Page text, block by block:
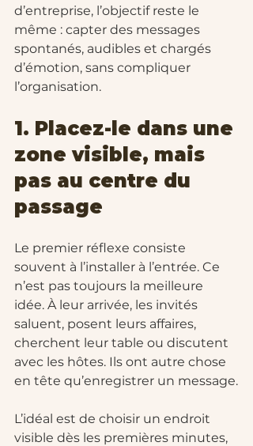
d’entreprise, l’objectif reste le
même : capter des messages
spontanés, audibles et chargés
d’émotion, sans compliquer
l’organisation.
1. Placez-le dans une
zone visible, mais
pas au centre du
passage
Le premier réflexe consiste
souvent à l’installer à l’entrée. Ce
n’est pas toujours la meilleure
idée. À leur arrivée, les invités
saluent, posent leurs affaires,
cherchent leur table ou discutent
avec les hôtes. Ils ont autre chose
en tête qu’enregistrer un message.
L’idéal est de choisir un endroit
visible dès les premières minutes,